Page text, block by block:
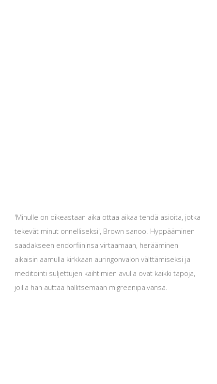
'Minulle on oikeastaan ​​aika ottaa aikaa tehdä asioita, jotka
tekevät minut onnelliseksi', Brown sanoo. Hyppääminen
saadakseen endorfiininsa virtaamaan, herääminen
aikaisin aamulla kirkkaan auringonvalon välttämiseksi ja
meditointi suljettujen kaihtimien avulla ovat kaikki tapoja,
joilla hän auttaa hallitsemaan migreenipäivänsä.